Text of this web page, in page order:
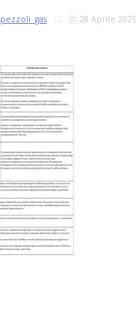
pezzoli_gas 28 Aprile 2025